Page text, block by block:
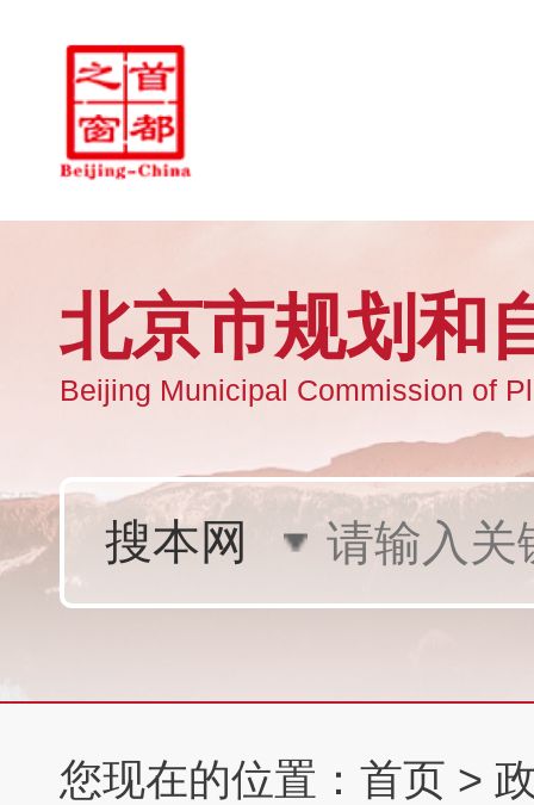
您现在的位置： 首页 >